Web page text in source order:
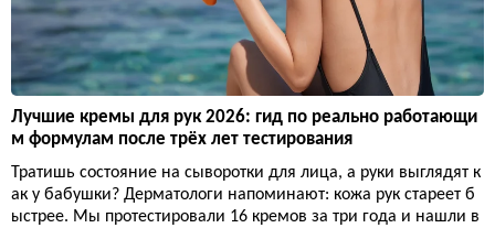
Лучшие кремы для рук 2026: гид по реально работающи
м формулам после трёх лет тестирования
Тратишь состояние на сыворотки для лица, а руки выглядят к
ак у бабушки? Дерматологи напоминают: кожа рук стареет б
ыстрее. Мы протестировали 16 кремов за три года и нашли в